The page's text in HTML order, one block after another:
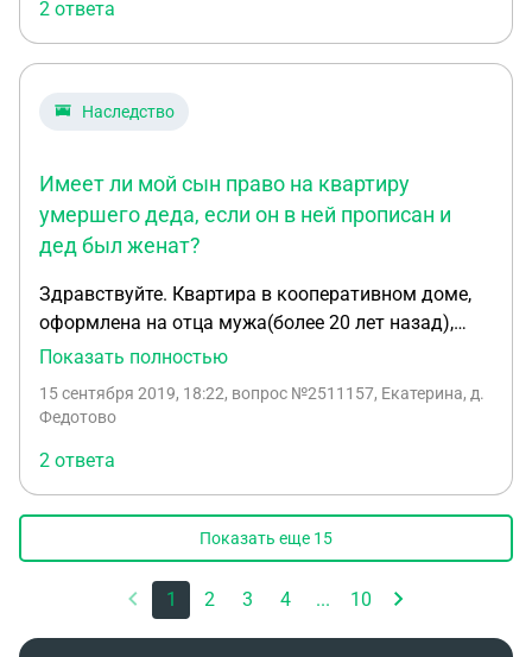
спустя год?
информацию у нотариуса, перед вступлением в
права наследства
2 ответа
Наследство
Имеет ли мой сын право на квартиру
умершего деда, если он в ней прописан и
дед был женат?
Здравствуйте. Квартира в кооперативном доме,
оформлена на отца мужа(более 20 лет назад),
собственник только он. В этой квартире прописан
но росписался с женщиной менее года назад.
права у моего сына? И имеет ли право его супруга
проживать в квартире до вступления в права
наследства?(в квартире не является
собственником и не прописана).
Показать полностью
15 сентября 2019, 18:22, вопрос №2511157, Екатерина, д.
Федотово
2 ответа
Показать еще 15
1 2 3 4 ... 10